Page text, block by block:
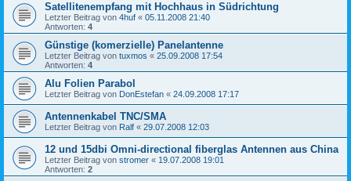
Satellitenempfang mit Hochhaus in Südrichtung
Letzter Beitrag von 4huf « 05.11.2008 21:40
Antworten: 4
Günstige (komerzielle) Panelantenne
Letzter Beitrag von tuxmos « 25.09.2008 17:54
Antworten: 4
Alu Folien Parabol
Letzter Beitrag von DonEstefan « 24.09.2008 17:17
Antennenkabel TNC/SMA
Letzter Beitrag von Ralf « 29.07.2008 12:03
12 und 15dbi Omni-directional fiberglas Antennen aus China
Letzter Beitrag von stromer « 19.07.2008 19:01
Antworten: 2